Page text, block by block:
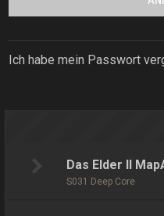
Ich habe mein Passwort
Das Elder II
S031 Deep Core